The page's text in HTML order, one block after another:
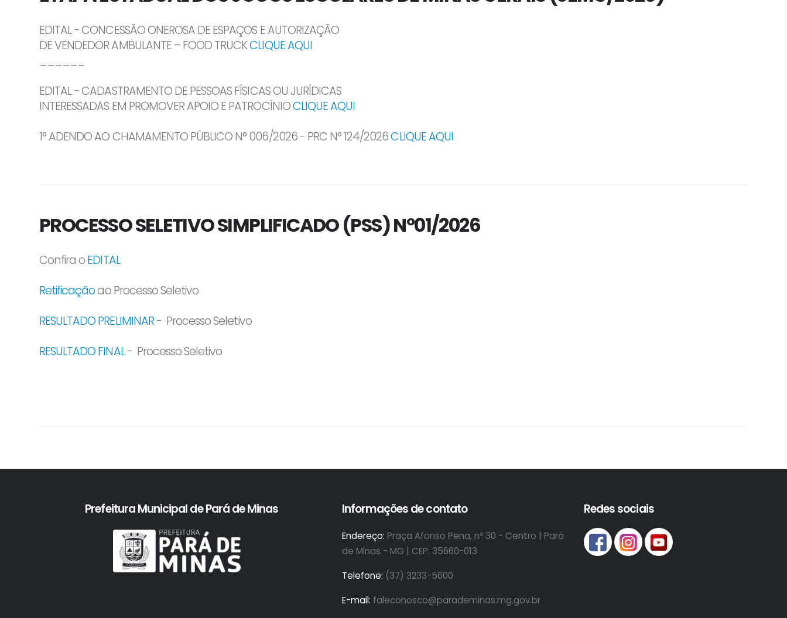
EDITAL - CONCESSÃO ONEROSA DE ESPAÇOS E AUTORIZAÇÃO
DE VENDEDOR AMBULANTE – FOOD TRUCKCLIQUE AQUI
EDITAL - CADASTRAMENTO DE PESSOAS FÍSICAS OU JURÍDICAS
INTERESSADAS EM PROMOVER APOIO E PATROCÍNIOCLIQUE AQUI
1° ADENDO AO CHAMAMENTO PÚBLICO N° 006/2026 - PRC N° 124/2026CLIQUE AQUI
PROCESSO SELETIVO SIMPLIFICADO (PSS) Nº01/2026
Confira oEDITAL
Retificaçãoao Processo Seletivo
RESULTADO PRELIMINAR- Processo Seletivo
RESULTADO FINAL- Processo Seletivo
Prefeitura Municipal de Pará de Minas Informações de contato
Endereço: Praça Afonso Pena, nº 30 - Centro | Pará
de Minas - MG | CEP: 35660-013
Telefone: (37) 3233-5600
E-mail: faleconosco@parademinas.mg.gov.br
Redes sociais